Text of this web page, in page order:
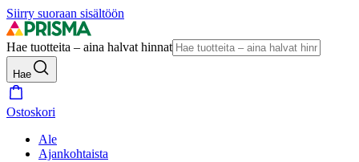
Siirry suoraan sisältöön
Hae tuotteita – aina halvat hinnat
Hae
Ostoskori
Ale
Ajankohtaista